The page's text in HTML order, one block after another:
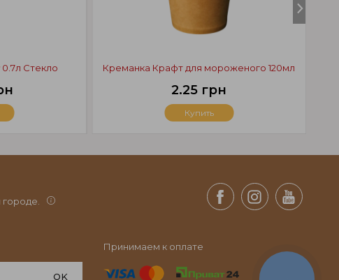
Креманка Крафт для мороженого 120мл
2.25 грн
Купить
Стекло
OK
Принимаем к оплате